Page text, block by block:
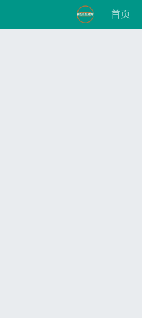
首页